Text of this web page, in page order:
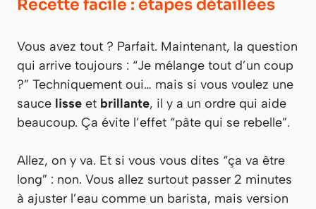
Recette facile : étapes détaillées
Vous avez tout ? Parfait. Maintenant, la question
qui arrive toujours : “Je mélange tout d’un coup
?” Techniquement oui… mais si vous voulez une
sauce lisse et brillante, il y a un ordre qui aide
beaucoup. Ça évite l’effet “pâte qui se rebelle”.
Allez, on y va. Et si vous vous dites “ça va être
long” : non. Vous allez surtout passer 2 minutes
à ajuster l’eau comme un barista, mais version